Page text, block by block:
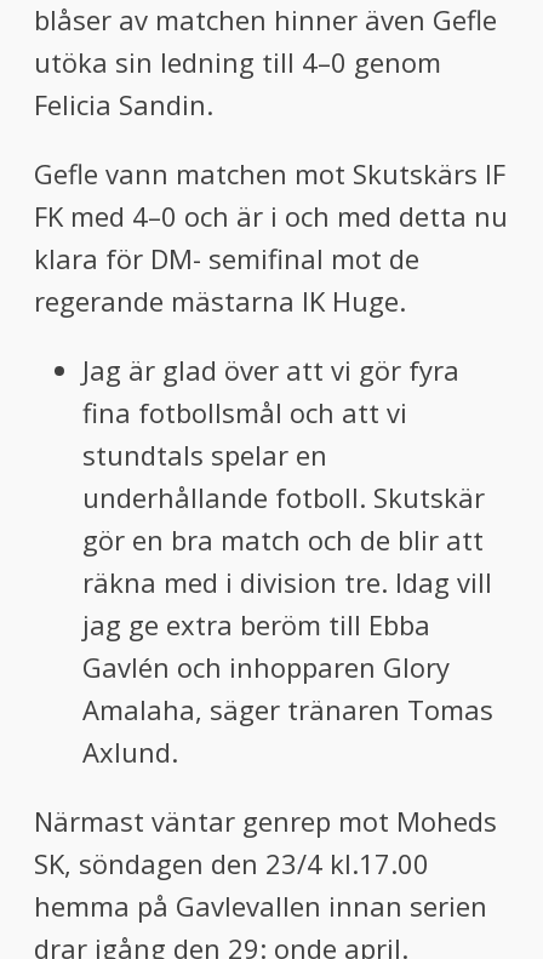
blåser av matchen hinner även Gefle
utöka sin ledning till 4–0 genom
Felicia Sandin.
Gefle vann matchen mot Skutskärs IF
FK med 4–0 och är i och med detta nu
klara för DM- semifinal mot de
regerande mästarna IK Huge.
Jag är glad över att vi gör fyra
fina fotbollsmål och att vi
stundtals spelar en
underhållande fotboll. Skutskär
gör en bra match och de blir att
räkna med i division tre. Idag vill
jag ge extra beröm till Ebba
Gavlén och inhopparen Glory
Amalaha, säger tränaren Tomas
Axlund.
Närmast väntar genrep mot Moheds
SK, söndagen den 23/4 kl.17.00
hemma på Gavlevallen innan serien
drar igång den 29: onde april.